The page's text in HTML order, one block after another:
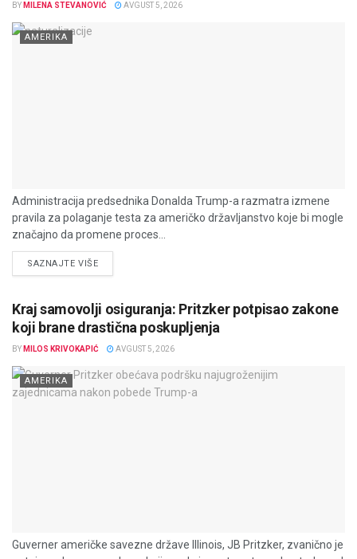
BY MILENA STEVANOVIĆ AVGUST 5, 2026
AMERIKA
Administracija predsednika Donalda Trump-a razmatra izmene
pravila za polaganje testa za američko državljanstvo koje bi mogle
značajno da promene proces...
SAZNAJTE VIŠEDETAILS
Kraj samovolji osiguranja: Pritzker potpisao zakone
koji brane drastična poskupljenja
BY MILOS KRIVOKAPIĆ AVGUST 5, 2026
AMERIKA
Guverner američke savezne države Illinois, JB Pritzker, zvanično je